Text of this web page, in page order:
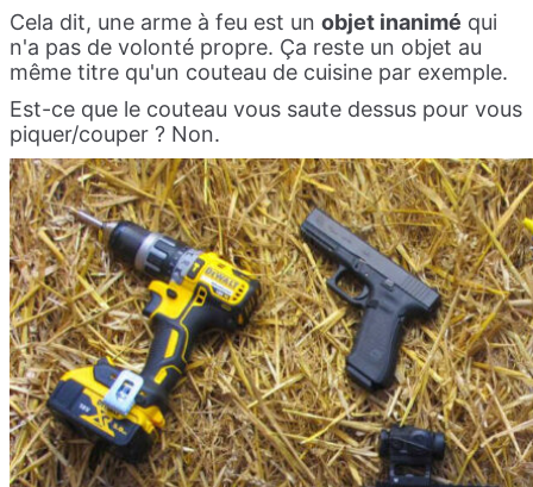
Cela dit, une arme à feu est un objet inanimé qui
n'a pas de volonté propre. Ça reste un objet au
même titre qu'un couteau de cuisine par exemple.
Est-ce que le couteau vous saute dessus pour vous
piquer/couper ? Non.